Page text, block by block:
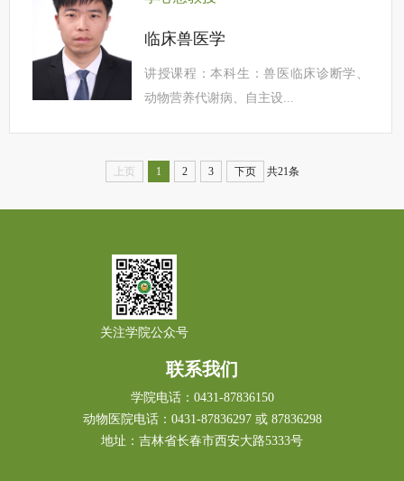
临床兽医学
讲授课程：本科生：兽医临床诊断学、
动物营养代谢病、自主设...
上页 1 2 3 下页 共21条
关注学院公众号
联系我们
学院电话：0431-87836150
动物医院电话：0431-87836297 或 87836298
地址：吉林省长春市西安大路5333号